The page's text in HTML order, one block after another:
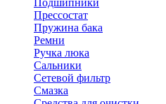
Подшипники
Прессостат
Пружина бака
Ремни
Ручка люка
Сальники
Сетевой фильтр
Смазка